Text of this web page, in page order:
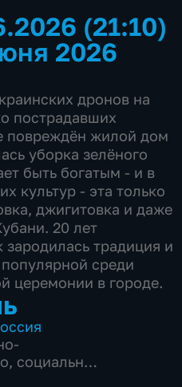
(21:10)
2026
дронов на
пострадавших
повреждён жилой дом
уборка зелёного
быть богатым - и в
культур - эта только
джигитовка и даже
20 лет
традиция и
среди
церемонии в городе.
, социально-